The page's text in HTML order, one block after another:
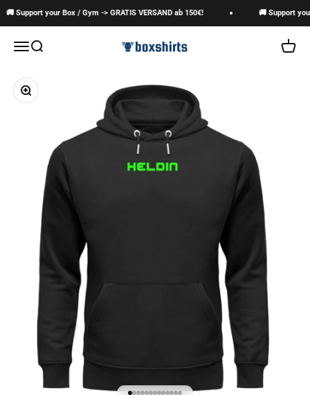
Zum Inhalt springen
🚚 Support your Box / Gym -> GRATIS VERSAND ab 150€! 🚚 Support
Navigationsmenü öffnen
Suche öffnen boxshirts
Bild vergrößern